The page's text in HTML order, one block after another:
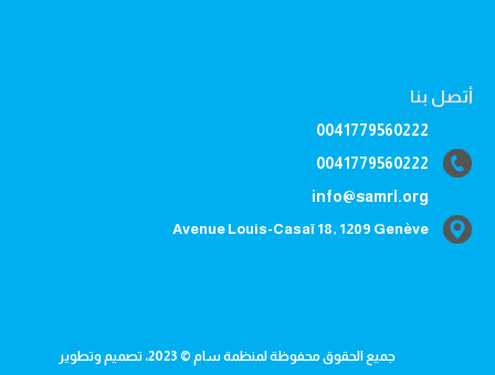
أتصل بنا
0041779560222
0041779560222
info@samrl.org
Avenue Louis-Casaï 18, 1209 Genève
جميع الحقوق محفوظة لمنظمة سام © 2023، تصميم وتطوير